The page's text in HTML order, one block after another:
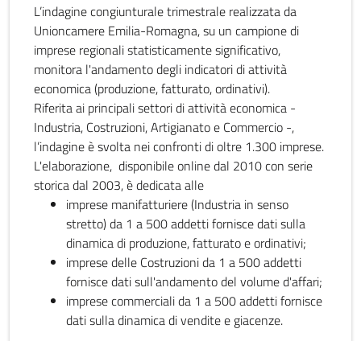
L’indagine congiunturale trimestrale realizzata da
Unioncamere Emilia-Romagna, su un campione di
imprese regionali statisticamente significativo,
monitora l'andamento degli indicatori di attività
economica (produzione, fatturato, ordinativi).
Riferita ai principali settori di attività economica -
Industria, Costruzioni, Artigianato e Commercio -,
l’indagine è svolta nei confronti di oltre 1.300 imprese.
L'elaborazione, disponibile online dal 2010 con serie
storica dal 2003, è dedicata alle
imprese manifatturiere (Industria in senso
stretto) da 1 a 500 addetti fornisce dati sulla
dinamica di produzione, fatturato e ordinativi;
imprese delle Costruzioni da 1 a 500 addetti
fornisce dati sull'andamento del volume d'affari;
imprese commerciali da 1 a 500 addetti fornisce
dati sulla dinamica di vendite e giacenze.